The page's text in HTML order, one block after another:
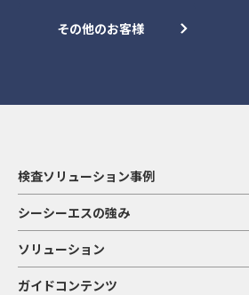
その他のお客様
検査ソリューション事例
シーシーエスの強み
ソリューション
ガイドコンテンツ